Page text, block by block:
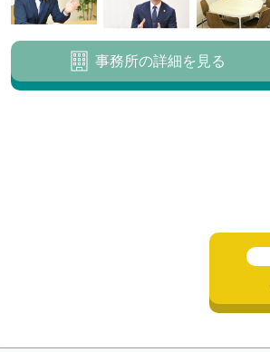
事務所の詳細を見る